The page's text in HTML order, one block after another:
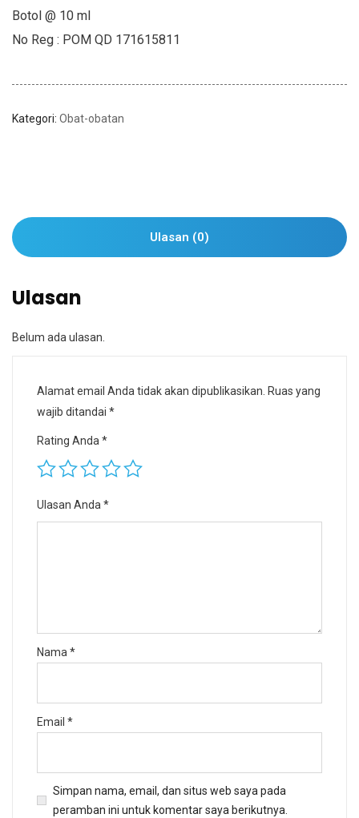
Botol @ 10 ml
No Reg : POM QD 171615811
Kategori: Obat-obatan
Ulasan (0)
Ulasan
Belum ada ulasan.
Alamat email Anda tidak akan dipublikasikan. Ruas yang
wajib ditandai *
Rating Anda *
Ulasan Anda *
Nama *
Email *
Simpan nama, email, dan situs web saya pada
peramban ini untuk komentar saya berikutnya.